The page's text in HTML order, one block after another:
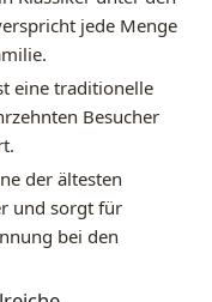
jede Menge
eine traditionelle
Besucher
der ältesten
und sorgt für
bei den